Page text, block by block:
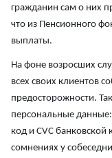
гражданин сам о них
что из Пенсионного
выплаты.
На фоне возросших
всех своих клиентов
предосторожности.
персональные
код и CVC
сомнениях у